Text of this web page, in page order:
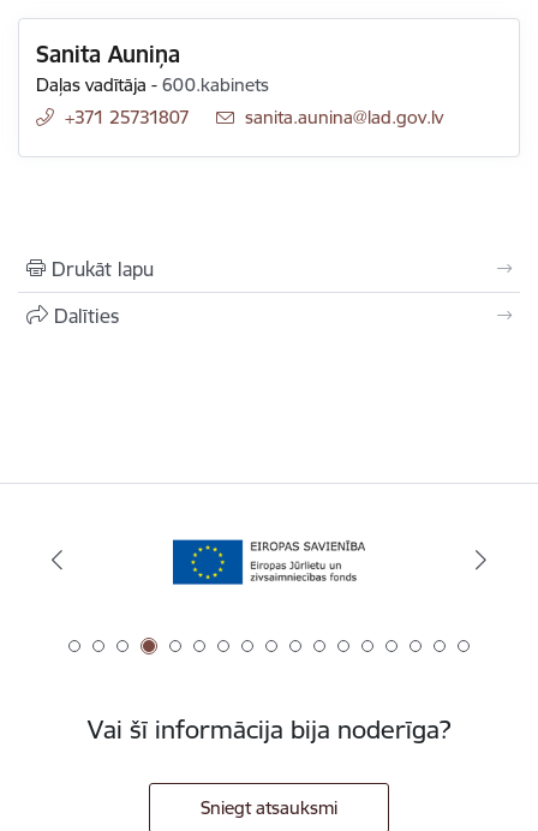
Sanita Auniņa
Daļas vadītāja -600.kabinets
+371 25731807
E-pasts:
sanita.aunina@lad.gov.lv
Drukāt lapu
Dalīties
Vai šī informācija bija noderīga?
Sniegt atsauksmi